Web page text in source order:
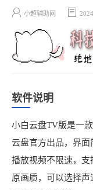
小超辅助网
软件说明
小白云盘TV版是一
云盘官方出品，界面
播放视频不限速，支
原画质，可以选择